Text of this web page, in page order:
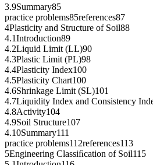
3.9Summary85
practice problems85references87
4Plasticity and Structure of Soil88
4.1Introduction89
4.2Liquid Limit (LL)90
4.3Plastic Limit (PL)98
4.4Plasticity Index100
4.5Plasticity Chart100
4.6Shrinkage Limit (SL)101
4.7Liquidity Index and Consistency
4.8Activity104
4.9Soil Structure107
4.10Summary111
practice problems112references113
5Engineering Classiﬁcation of Soil115